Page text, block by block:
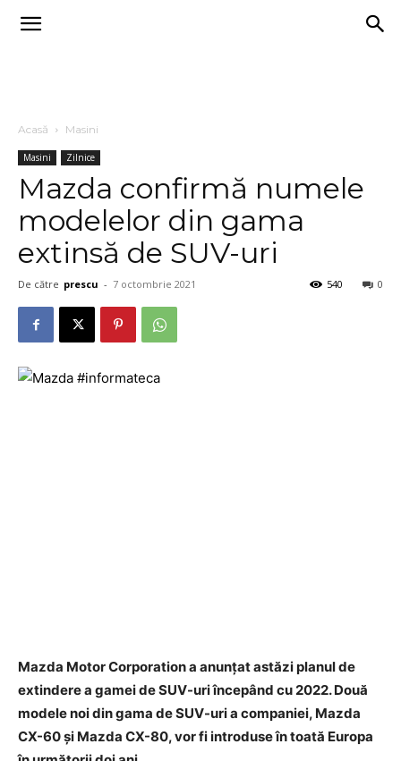
Acasă Masini
Masini Zilnice
Mazda confirmă numele
modelelor din gama
extinsă de SUV-uri
De către prescu - 7 octombrie 2021 0
540
Mazda Motor Corporation a anunțat astăzi planul de
extindere a gamei de SUV-uri începând cu 2022. Două
modele noi din gama de SUV-uri a companiei, Mazda
CX-60 și Mazda CX-80, vor fi introduse în toată Europa